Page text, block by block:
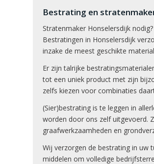
Bestrating en
Stratenmaker Honselersdijk
Bestratingen in Honselersdijk
inzake de meest geschikte
Er zijn talrijke
tot een uniek product met zijn
zelfs kiezen voor combinaties
(Sier)bestrating is te leggen in
worden door ons zelf uitgevoerd.
graafwerkzaamheden en
Wij verzorgen de bestrating in uw
middelen om volledige